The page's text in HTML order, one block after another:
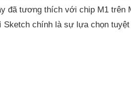
đã tương thích với chip M1 trên
Sketch chính là sự lựa chọn